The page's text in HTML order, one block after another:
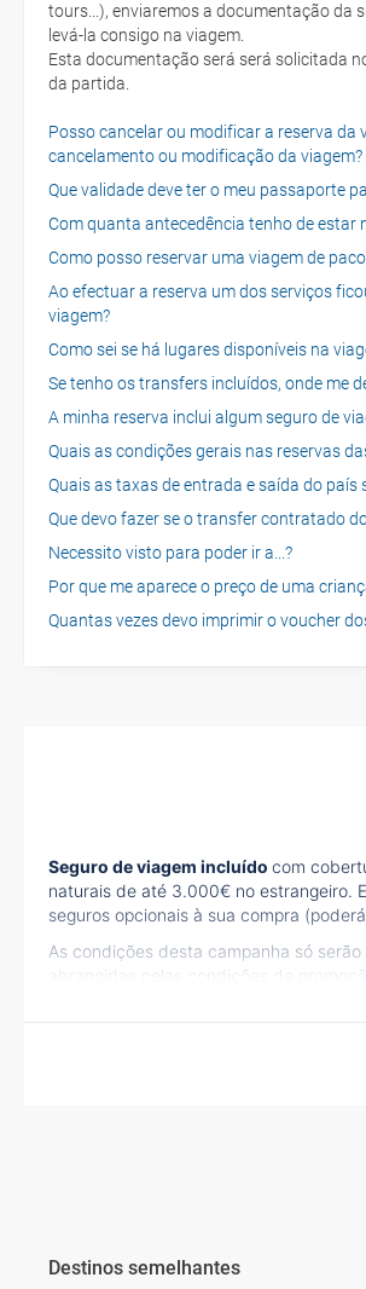
tours...), enviaremos a documentação da
levá-la consigo na viagem.
Esta documentação será será solicitada no balcão da companhia aéreen ao realizar
da partida.
Posso cancelar ou modificar a reserva da
cancelamento ou modificação da viagem?
Que validade deve ter o meu passaporte
Com quanta antecedência tenho de estar
Como posso reservar uma viagem de
Ao efectuar a reserva um dos serviços
viagem?
Como sei se há lugares disponíveis na
Se tenho os transfers incluídos, onde me
A minha reserva inclui algum seguro de
Quais as condições gerais nas reservas
Quais as taxas de entrada e saída do país
Que devo fazer se o transfer contratado
Necessito visto para poder ir a...?
Por que me aparece o preço de uma
Quantas vezes devo imprimir o voucher
Seguro de viagem incluído com
naturais de até 3.000€ no estrangeiro.
seguros opcionais à sua compra
As condições desta campanha só
abrangidas pelas condições de
Destinos semelhantes